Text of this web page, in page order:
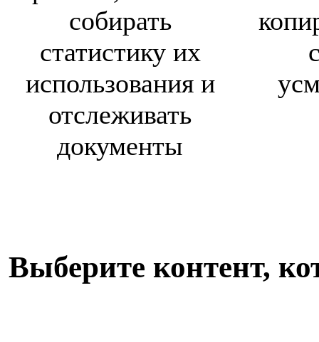
собирать
статистику их
использования и
отслеживать
документы
Выберите контент,